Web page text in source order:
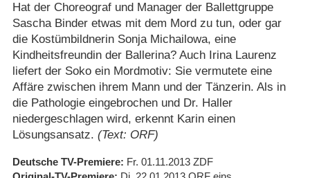
Hat der Choreograf und Manager der Ballettgruppe
Sascha Binder etwas mit dem Mord zu tun, oder gar
die Kostümbildnerin Sonja Michailowa, eine
Kindheitsfreundin der Ballerina? Auch Irina Laurenz
liefert der Soko ein Mordmotiv: Sie vermutete eine
Affäre zwischen ihrem Mann und der Tänzerin. Als in
die Pathologie eingebrochen und Dr. Haller
niedergeschlagen wird, erkennt Karin einen
Lösungsansatz. (Text: ORF)
Deutsche TV-Premiere Fr. 01.11.2013 ZDF